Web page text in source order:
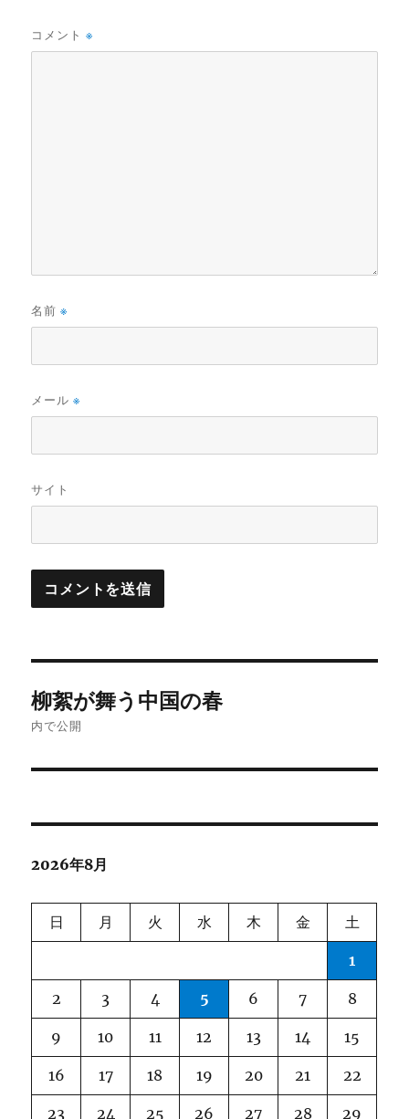
コメント※
名前※
メール※
サイト
稿
ゲ
ー
シ
ョ
ン
柳絮が舞う中国の春
内で公開
2026年8月
日 月 火 水 木 金 土
1
2 3 4 5 6 7 8
9 10 11 12 13 14 15
16 17 18 19 20 21 22
23 24 25 26 27 28 29